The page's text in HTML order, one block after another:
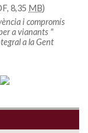
8,35 MB)
i compromís
a vianants "
a la Gent